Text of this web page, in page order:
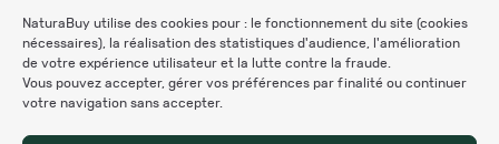
NaturaBuy utilise des cookies pour : le fonctionnement du site (cookies
nécessaires), la réalisation des statistiques d'audience, l'amélioration
de votre expérience utilisateur et la lutte contre la fraude.
Vous pouvez accepter, gérer vos préférences par finalité ou continuer
votre navigation sans accepter.
Charte éthique
Mentions légales
Règlement & Conditions d'utilisation
Politique de protection
des données personnelles